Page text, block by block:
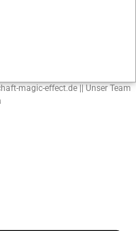
magic-effect.de || Unser Team